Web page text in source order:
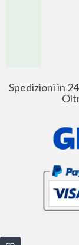
Spedizioni in